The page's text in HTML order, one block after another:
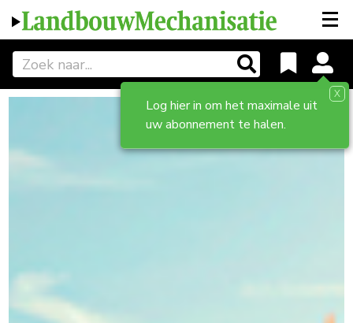
Log hier in om het maximale uit
uw abonnement te halen.
X